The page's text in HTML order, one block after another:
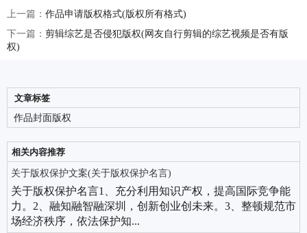
上一篇： 作品申请版权格式(版权所有格式)
下一篇： 剪辑综艺是否侵犯版权(网友自行剪辑的综艺视频是否有版
权)
文章标签
作品封面版权
相关内容推荐
关于版权保护文案(关于版权保护名言)
关于版权保护名言1、充分利用知识产权，提高国际竞争能
力。2、融知融智融深圳，创新创业创未来。3、整顿规范市
场经济秩序，依法保护知...